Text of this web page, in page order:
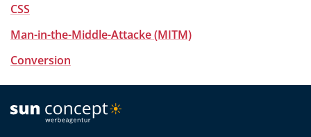
CSS
Man-in-the-Middle-Attacke (MITM)
Conversion